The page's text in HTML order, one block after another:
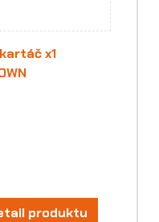
x1
produktu